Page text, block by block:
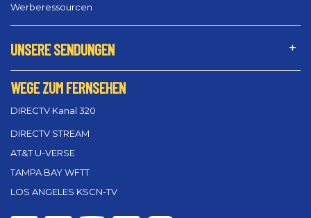
Werberessourcen
UNSERE SENDUNGEN
WEGE ZUM FERNSEHEN
DIRECTV Kanal 320
DIRECTV STREAM
AT&T U-VERSE
TAMPA BAY WFTT
LOS ANGELES KSCN-TV